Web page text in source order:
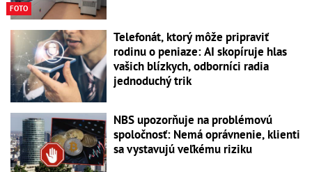
FOTO
Telefonát, ktorý môže pripraviť
rodinu o peniaze: AI skopíruje hlas
vašich blízkych, odborníci radia
jednoduchý trik
NBS upozorňuje na problémovú
spoločnosť: Nemá oprávnenie, klienti
sa vystavujú veľkému riziku